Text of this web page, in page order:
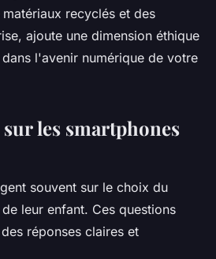
recyclés et des
ajoute une dimension éthique
l'avenir numérique de votre
les smartphones
souvent sur le choix du
leur enfant. Ces questions
réponses claires et